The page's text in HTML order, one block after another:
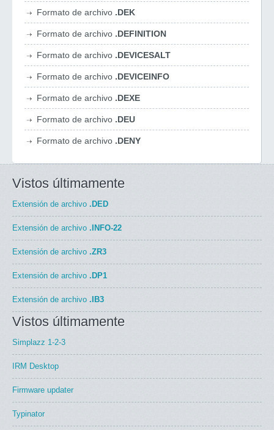
Formato de archivo .DEK
Formato de archivo .DEFINITION
Formato de archivo .DEVICESALT
Formato de archivo .DEVICEINFO
Formato de archivo .DEXE
Formato de archivo .DEU
Formato de archivo .DENY
Vistos últimamente
Extensión de archivo .DED
Extensión de archivo .INFO-22
Extensión de archivo .ZR3
Extensión de archivo .DP1
Extensión de archivo .IB3
Vistos últimamente
Simplazz 1-2-3
IRM Desktop
Firmware updater
Typinator